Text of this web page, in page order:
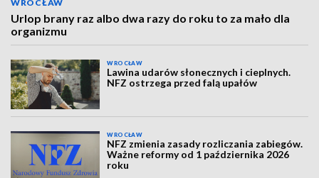
WROCŁAW
Urlop brany raz albo dwa razy do roku to za mało dla
organizmu
WROCŁAW
Lawina udarów słonecznych i cieplnych.
NFZ ostrzega przed falą upałów
WROCŁAW
NFZ zmienia zasady rozliczania zabiegów.
Ważne reformy od 1 października 2026
roku